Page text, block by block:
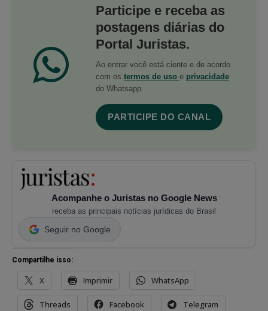
Participe e receba as
postagens diárias do
Portal Juristas.
Ao entrar você está ciente e de acordo
com os termos de uso e privacidade
do Whatsapp.
PARTICIPE DO CANAL
Acompanhe o Juristas no Google News
receba as principais notícias jurídicas do Brasil
Seguir no Google
Compartilhe isso:
X Imprimir WhatsApp
Threads Facebook Telegram